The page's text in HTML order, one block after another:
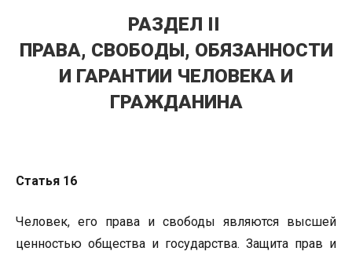
РАЗДЕЛ II
ПРАВА, СВОБОДЫ, ОБЯЗАННОСТИ
И ГАРАНТИИ ЧЕЛОВЕКА И
ГРАЖДАНИНА
Статья 16
Человек, его права и свободы являются высшей
ценностью общества и государства. Защита прав и